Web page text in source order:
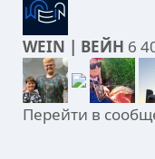
WEIN | ВЕЙН 6
Перейти в